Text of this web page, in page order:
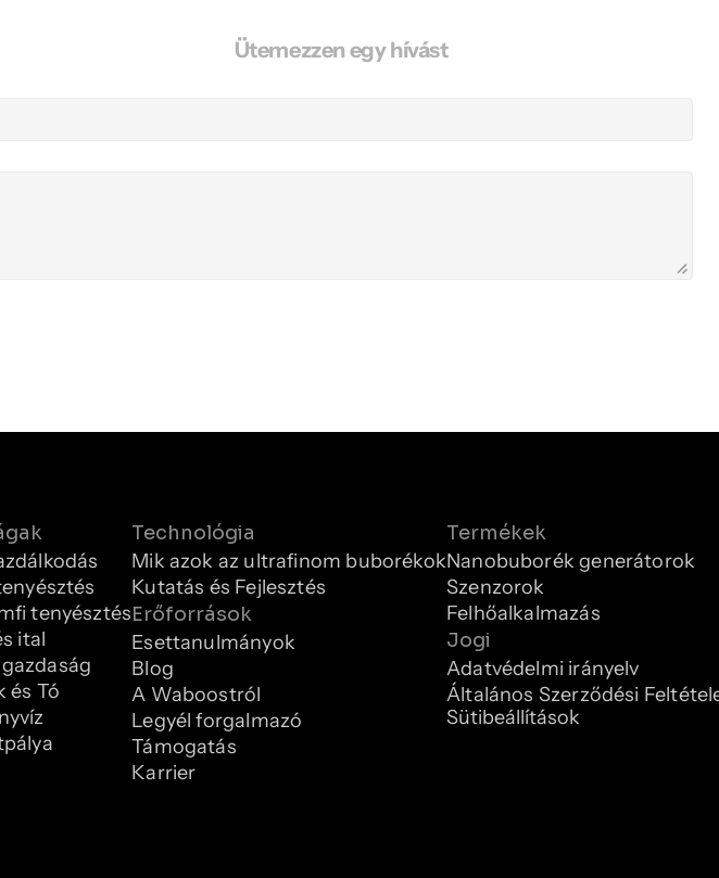
Ütemezzen egy hívást
tenyésztés
ital
és Tó
Technológia
Mik azok az ultrafinom buborékok
Kutatás és Fejlesztés
Erőforrások
Esettanulmányok
Blog
A Waboostról
Legyél forgalmazó
Támogatás
Karrier
Termékek
Nanobuborék generátorok
Szenzorok
Felhőalkalmazás
Jogi
Adatvédelmi irányelv
Általános Szerződési
Sütibeállítások